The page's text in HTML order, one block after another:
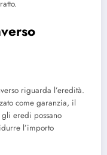
riguarda l’eredità.
come garanzia, il
eredi possano
l’importo